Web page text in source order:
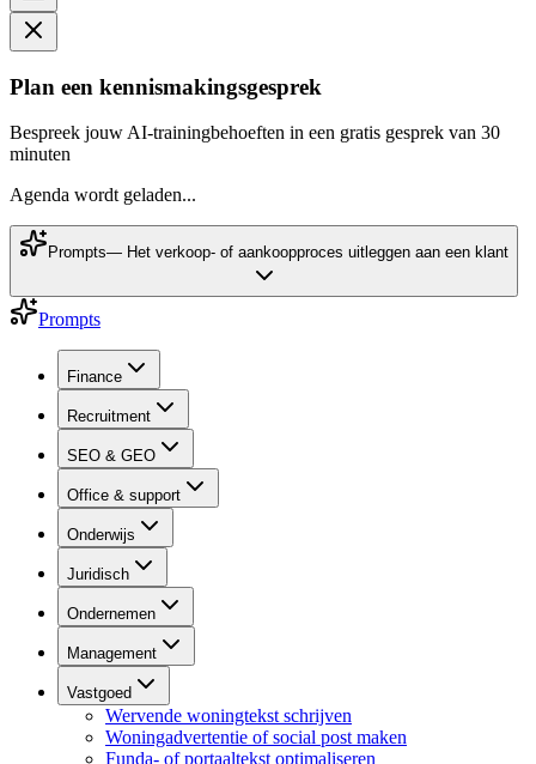
Plan een kennismakingsgesprek
Bespreek jouw AI-trainingbehoeften in een gratis gesprek van 30
minuten
Agenda wordt geladen...
Prompts— Het verkoop- of aankoopproces uitleggen aan een klant
Prompts
Finance
Recruitment
SEO & GEO
Office & support
Onderwijs
Juridisch
Ondernemen
Management
Vastgoed
Wervende woningtekst schrijven
Woningadvertentie of social post maken
Funda- of portaaltekst optimaliseren